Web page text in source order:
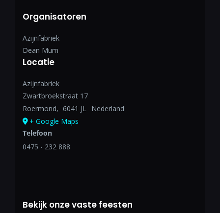
Locatie
Azijnfabriek
Zwartbroekstraat 17
Roermond, 6041 JL
Nederland
+ Google Maps
Telefoon
0475 - 232 888
Organisatoren
Azijnfabriek
Dean Mum
Bekijk onze vaste feesten